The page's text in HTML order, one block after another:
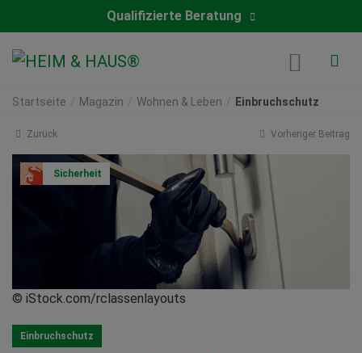
Qualifizierte Beratung
Startseite Magazin Wohnen & Leben Einbruchschutz
Zurück Vorheriger Beitrag
© iStock.com/rclassenlayouts
Einbruchschutz
Sicherheit